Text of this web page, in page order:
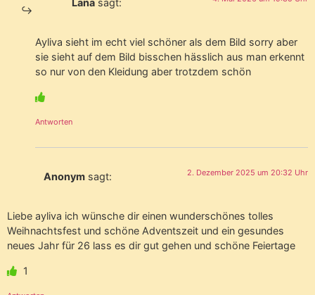
Lana sagt:
Ayliva sieht im echt viel schöner als dem Bild sorry aber
sie sieht auf dem Bild bisschen hässlich aus man erkennt
so nur von den Kleidung aber trotzdem schön
Antworten
Anonym sagt: 2. Dezember 2025 um 20:32 Uhr
Liebe ayliva ich wünsche dir einen wunderschönes tolles
Weihnachtsfest und schöne Adventszeit und ein gesundes
neues Jahr für 26 lass es dir gut gehen und schöne Feiertage
1